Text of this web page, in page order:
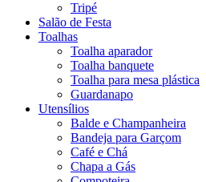
Tripé
Salão de Festa
Toalhas
Toalha aparador
Toalha banquete
Toalha para mesa plástica
Guardanapo
Utensílios
Balde e Champanheira
Bandeja para Garçom
Café e Chá
Chapa a Gás